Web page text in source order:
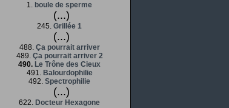
1. boule de sperme
(...)
245. Grillée 1
(...)
488. Ça pourrait arriver
489. Ça pourrait arriver 2
490. Le Trône des Cieux
491. Balourdophilie
492. Spectrophilie
(...)
622. Docteur Hexagone